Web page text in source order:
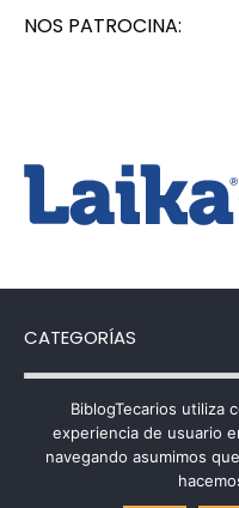
NOS PATROCINA:
CATEGORÍAS
Categorías
BiblogTecarios utiliza
experiencia de usuario
navegando asumimos